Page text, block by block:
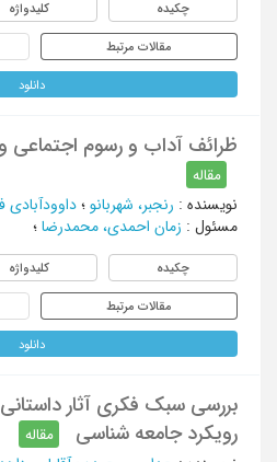
چکیده کلیدواژه
مقالات مرتبط
دانلود
ظرائف آداب و رسوم اجتماعی
مقاله
نویسنده : رنجبر، شهربانو ؛ داوودآبادی
مسئول : زمان احمدی، محمدرضا ؛
چکیده کلیدواژه
مقالات مرتبط
دانلود
بررسی سبک فکری آثار داستانی
رویکرد جامعه شناسی
مقاله